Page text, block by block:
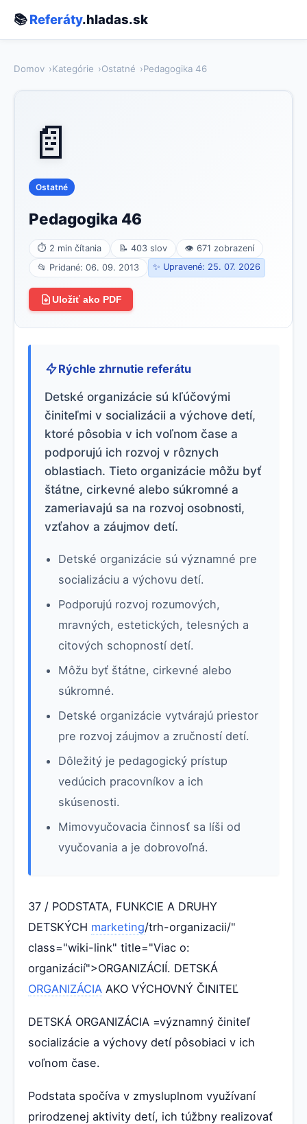
📚Referáty.hladas.sk
Domov Kategórie Ostatné Pedagogika 46
📄
Ostatné
Pedagogika 46
⏱ 2 min čítania 📝 403 slov
👁 671 zobrazení
📂 Pridané: 06. 09. 2013
✨ Upravené: 25. 07. 2026
Uložiť ako PDF
Rýchle zhrnutie referátu
Detské organizácie sú kľúčovými
činiteľmi v socializácii a výchove detí,
ktoré pôsobia v ich voľnom čase a
podporujú ich rozvoj v rôznych
oblastiach. Tieto organizácie môžu byť
štátne, cirkevné alebo súkromné a
zameriavajú sa na rozvoj osobnosti,
vzťahov a záujmov detí.
Detské organizácie sú významné pre
socializáciu a výchovu detí.
Podporujú rozvoj rozumových,
mravných, estetických, telesných a
citových schopností detí.
Môžu byť štátne, cirkevné alebo
súkromné.
Detské organizácie vytvárajú priestor
pre rozvoj záujmov a zručností detí.
Dôležitý je pedagogický prístup
vedúcich pracovníkov a ich
skúsenosti.
Mimovyučovacia činnosť sa líši od
vyučovania a je dobrovoľná.
37 / PODSTATA, FUNKCIE A DRUHY
DETSKÝCH marketing/trh-organizacii/"
class="wiki-link" title="Viac o:
organizácií">ORGANIZÁCIÍ. DETSKÁ
ORGANIZÁCIA AKO VÝCHOVNÝ ČINITEĽ
DETSKÁ ORGANIZÁCIA =významný činiteľ
socializácie a výchovy detí pôsobiaci v ich
voľnom čase.
Podstata spočíva v zmysluplnom využívaní
prirodzenej aktivity detí, ich túžbny realizovať